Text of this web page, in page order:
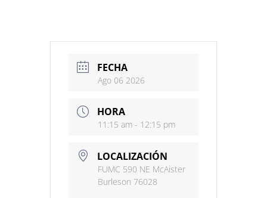
FECHA
Ago 06 2026
HORA
11:15 am - 12:15 pm
LOCALIZACIÓN
FUMC 590 NE McAister
Burleson 76028